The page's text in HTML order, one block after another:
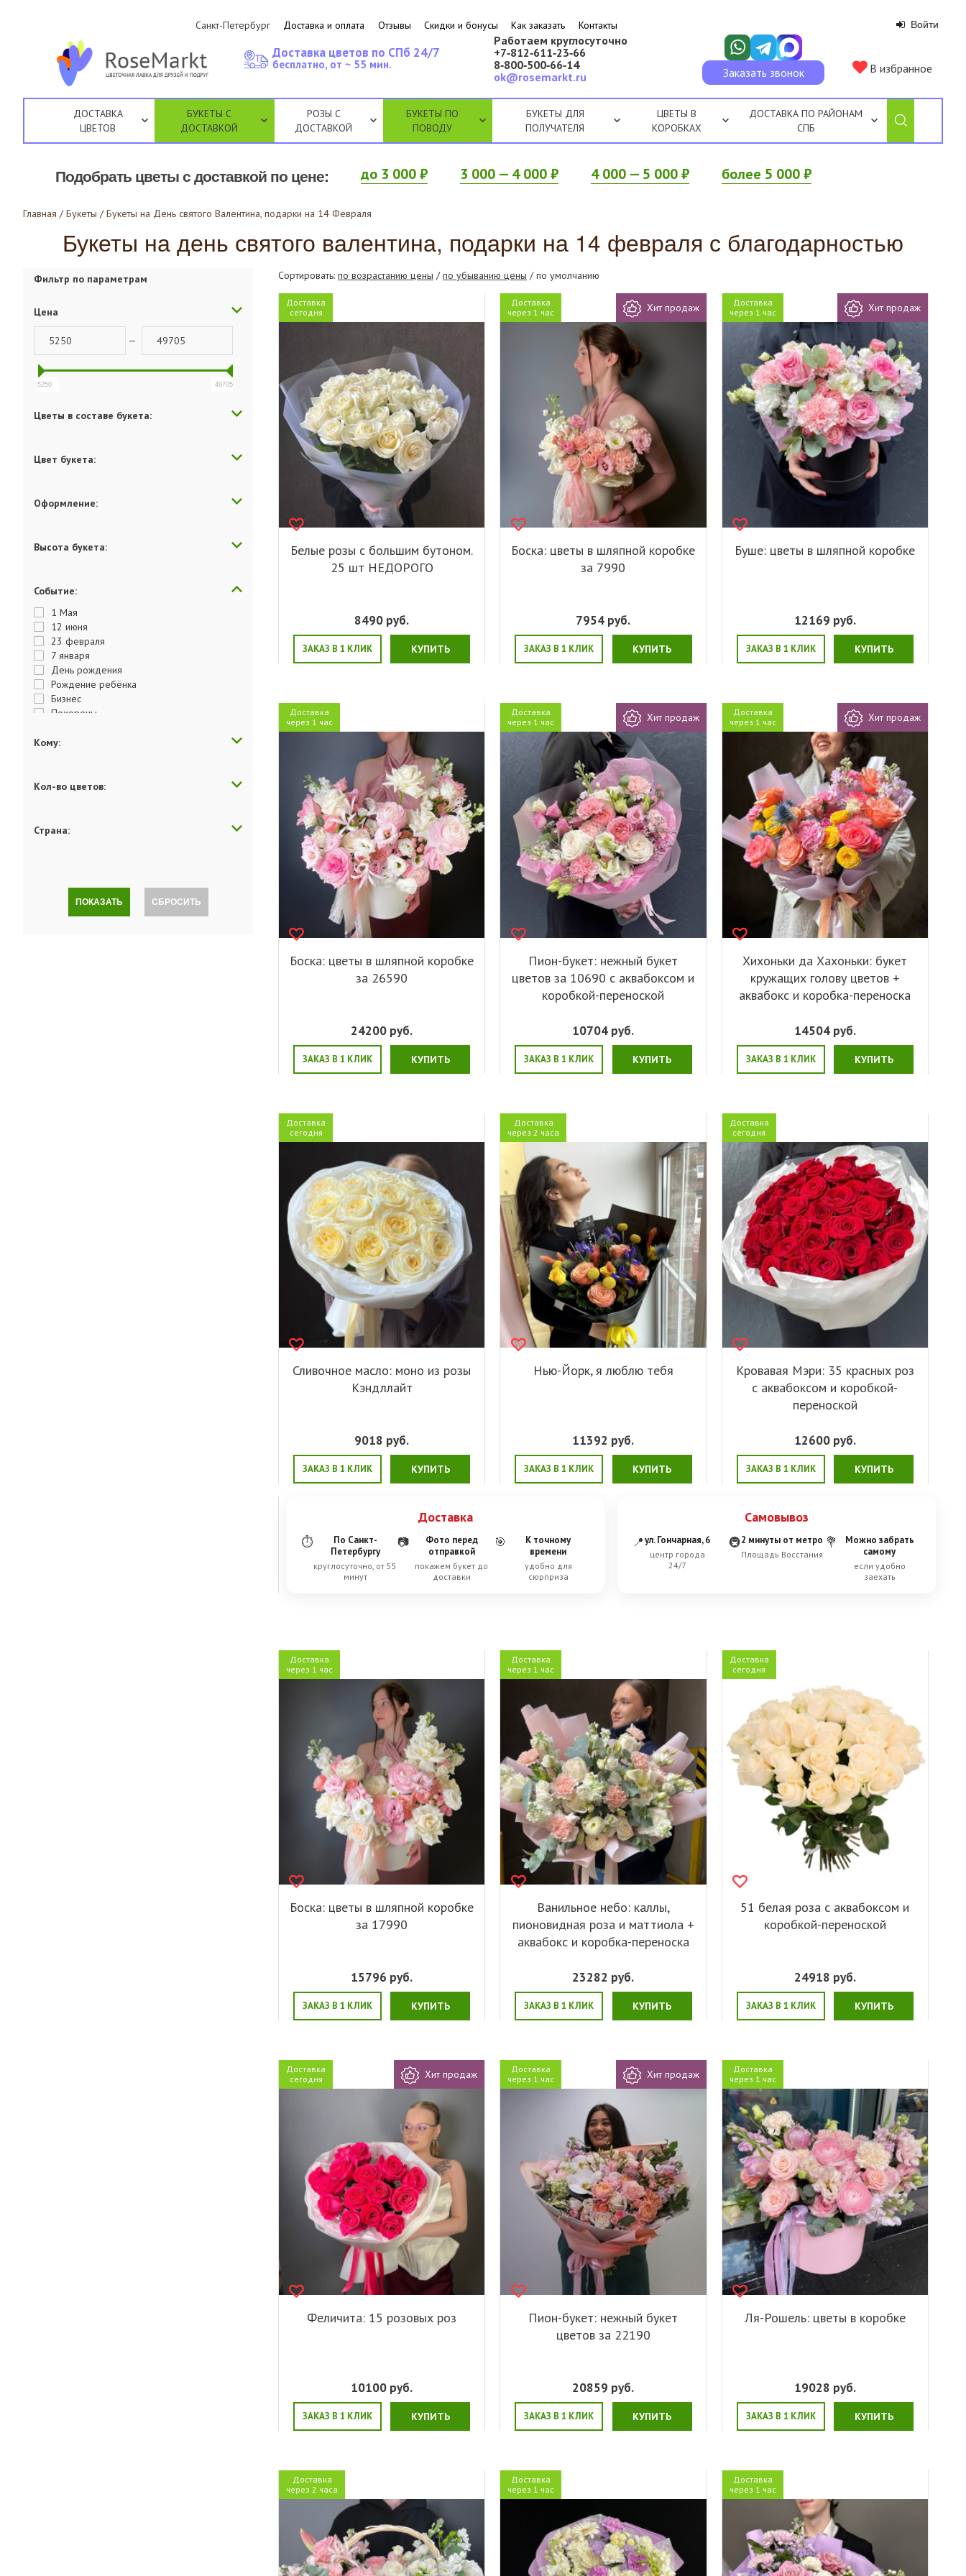
Санкт-Петербург Доставка и оплата Отзывы Скидки и бонусы Как заказать Контакты Войти
Работаем круглосуточно
+7‑812‑611‑23‑66
8‑800‑500‑66‑14
ok@rosemarkt.ru
Заказать звонок В избранное
Доставка цветов по СПб 24/7
бесплатно, от ~ 55 мин.
ДОСТАВКА
ЦВЕТОВ
БУКЕТЫ С
ДОСТАВКОЙ
РОЗЫ С
ДОСТАВКОЙ
БУКЕТЫ ПО
ПОВОДУ
БУКЕТЫ ДЛЯ
ПОЛУЧАТЕЛЯ
ЦВЕТЫ В
КОРОБКАХ
ДОСТАВКА ПО РАЙОНАМ
СПБ
Подобрать цветы с доставкой по цене: до 3 000 ₽ 3 000 — 4 000 ₽ 4 000 — 5 000 ₽ более 5 000 ₽
Главная / Букеты / Букеты на День святого Валентина, подарки на 14 Февраля
Букеты на день святого валентина, подарки на 14 февраля с благодарностью
Фильтр по параметрам
Цена
—
5250 49705
Цветы в составе букета:
Цвет букета:
Оформление:
Высота букета:
Событие:
1 Мая
12 июня
23 февраля
7 января
День рождения
Рождение ребёнка
Бизнес
Похороны
День отца
День учителя
Выздоравливай
Просто так
Комплимент
Люблю
Кому:
Кол-во цветов:
Страна:
ПОКАЗАТЬ СБРОСИТЬ
Сортировать: по возрастанию цены /по убыванию цены / по умолчанию
Доставка
сегодня
Белые розы с большим бутоном.
25 шт НЕДОРОГО
8490 руб.
ЗАКАЗ В 1 КЛИК КУПИТЬ
Доставка
через 1 час
Хит продаж
Боска: цветы в шляпной коробке
за 7990
7954 руб.
ЗАКАЗ В 1 КЛИК КУПИТЬ
Доставка
через 1 час
Хит продаж
Буше: цветы в шляпной коробке
12169 руб.
ЗАКАЗ В 1 КЛИК КУПИТЬ
Доставка
через 1 час
Боска: цветы в шляпной коробке
за 26590
24200 руб.
ЗАКАЗ В 1 КЛИК КУПИТЬ
Доставка
через 1 час
Хит продаж
Пион-букет: нежный букет
цветов за 10690 с аквабоксом и
коробкой-переноской
10704 руб.
ЗАКАЗ В 1 КЛИК КУПИТЬ
Доставка
через 1 час
Хит продаж
Хихоньки да Хахоньки: букет
кружащих голову цветов +
аквабокс и коробка-переноска
14504руб.
ЗАКАЗ В 1 КЛИК КУПИТЬ
Доставка
сегодня
Сливочное масло: моно из розы
Кэндллайт
9018 руб.
ЗАКАЗ В 1 КЛИК КУПИТЬ
Доставка
через 2 часа
Нью-Йорк, я люблю тебя
11392 руб.
ЗАКАЗ В 1 КЛИК КУПИТЬ
Доставка
сегодня
Кровавая Мэри: 35 красных роз
с аквабоксом и коробкой-
переноской
12600руб.
ЗАКАЗ В 1 КЛИК КУПИТЬ
Доставка
⏱
По Санкт-
Петербургу
круглосуточно, от 55
минут
📷
Фото перед
отправкой
покажем букет до
доставки
🎯
К точному
времени
удобно для
сюрприза
Самовывоз
📍ул. Гончарная, 6
центр города
24/7
🚇2 минуты от метро
Площадь Восстания
💐
Можно забрать
самому
если удобно
заехать
Доставка
через 1 час
Боска: цветы в шляпной коробке
за 17990
15796 руб.
ЗАКАЗ В 1 КЛИК КУПИТЬ
Доставка
через 1 час
Ванильное небо: каллы,
пионовидная роза и маттиола +
аквабокс и коробка-переноска
23282 руб.
ЗАКАЗ В 1 КЛИК КУПИТЬ
Доставка
сегодня
51 белая роза с аквабоксом и
коробкой-переноской
24918 руб.
ЗАКАЗ В 1 КЛИК КУПИТЬ
Доставка
сегодня
Хит продаж
Феличита: 15 розовых роз
10100 руб.
ЗАКАЗ В 1 КЛИК КУПИТЬ
Доставка
через 1 час
Хит продаж
Пион-букет: нежный букет
цветов за 22190
20859 руб.
ЗАКАЗ В 1 КЛИК КУПИТЬ
Доставка
через 1 час
Ля-Рошель: цветы в коробке
19028 руб.
ЗАКАЗ В 1 КЛИК КУПИТЬ
Доставка
через 2 часа
Доставка
через 1 час
Доставка
через 1 час